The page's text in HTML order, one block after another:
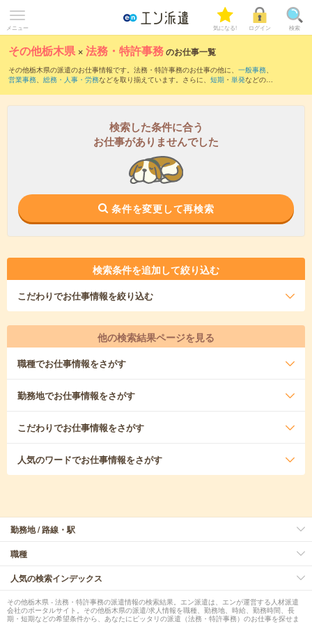
メニュー 気になる! ログイン 検索
その他栃木県 ×法務・特許事務のお仕事一覧
その他栃木県の派遣のお仕事情報です。法務・特許事務のお仕事の他に、 一般事務、
営業事務、 総務・人事・労務などを取り揃えています。さらに、 短期 ・ 単発などの期
検索した条件に合う
お仕事がありませんでした
条件を変更して再検索
検索条件を追加して絞り込む
こだわりでお仕事情報を絞り込む
他の検索結果ページを見る
職種でお仕事情報をさがす
勤務地でお仕事情報をさがす
こだわりでお仕事情報をさがす
人気のワードでお仕事情報をさがす
勤務地 / 路線・駅
職種
人気の検索インデックス
その他栃木県 - 法務・特許事務の派遣情報の検索結果。エン派遣は、エンが運営する人材派遣
会社のポータルサイト。その他栃木県の派遣/求人情報を職種、勤務地、時給、勤務時間、長
期・短期などの希望条件から、あなたにピッタリの派遣（法務・特許事務）のお仕事を探せま